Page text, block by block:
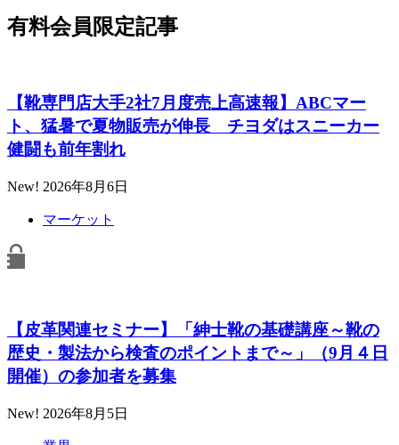
有料会員限定記事
【靴専門店大手2社7月度売上高速報】ABCマー
ト、猛暑で夏物販売が伸長 チヨダはスニーカー
健闘も前年割れ
New! 2026年8月6日
マーケット
【皮革関連セミナー】「紳士靴の基礎講座～靴の
歴史・製法から検査のポイントまで～」（9月４日
開催）の参加者を募集
New! 2026年8月5日